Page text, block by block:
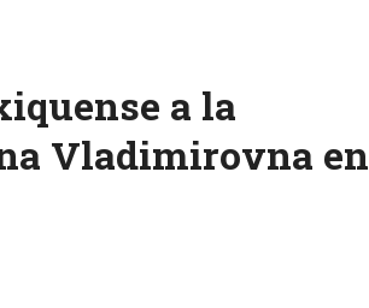
a la
Vladimirovna en